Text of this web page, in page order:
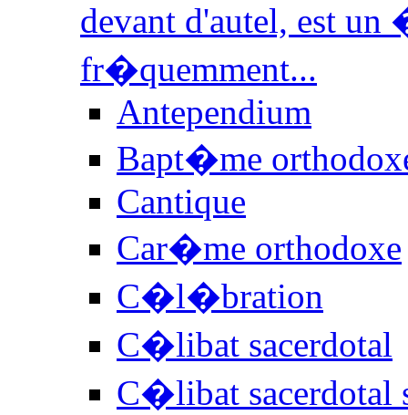
devant d'autel, est
fr�quemment...
Antependium
Bapt�me
Cantique
Car�me orthodoxe
C�l�bration
C�libat sacerdotal
C�libat sacerdotal